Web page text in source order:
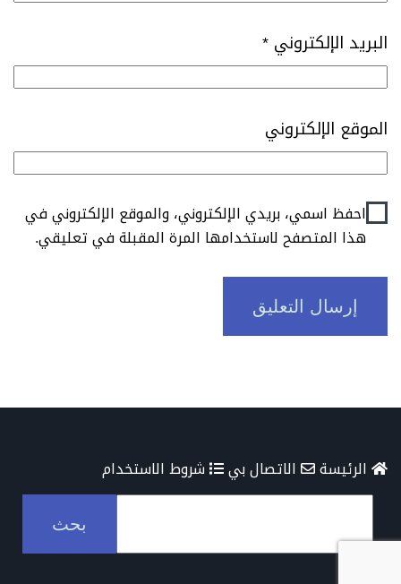
البريد الإلكتروني *
الموقع الإلكتروني
احفظ اسمي، بريدي الإلكتروني، والموقع الإلكتروني في
هذا المتصفح لاستخدامها المرة المقبلة في تعليقي.
الرئيسة الاتصال بي شروط الاستخدام